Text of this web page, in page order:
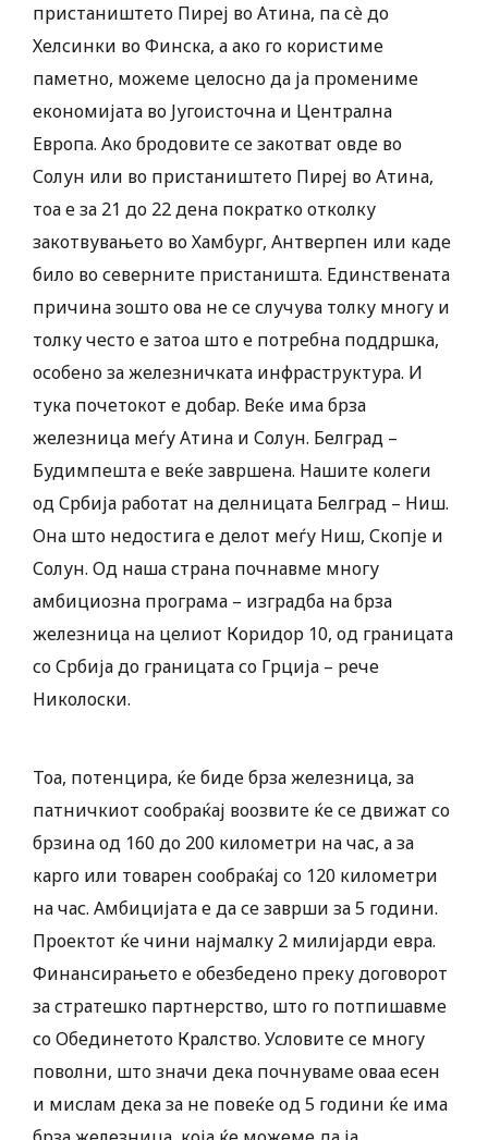
пристаништето Пиреј во Атина, па сè до
Хелсинки во Финска, а ако го користиме
паметно, можеме целосно да ја промениме
економијата во Југоисточна и Централна
Европа. Ако бродовите се закотват овде во
Солун или во пристаништето Пиреј во Атина,
тоа е за 21 до 22 дена пократко отколку
закотвувањето во Хамбург, Антверпен или каде
било во северните пристаништа. Единствената
причина зошто ова не се случува толку многу и
толку често е затоа што е потребна поддршка,
особено за железничката инфраструктура. И
тука почетокот е добар. Веќе има брза
железница меѓу Атина и Солун. Белград –
Будимпешта е веќе завршена. Нашите колеги
од Србија работат на делницата Белград – Ниш.
Она што недостига е делот меѓу Ниш, Скопје и
Солун. Од наша страна почнавме многу
амбициозна програма – изградба на брза
железница на целиот Коридор 10, од границата
со Србија до границата со Грција – рече
Николоски.
Тоа, потенцира, ќе биде брза железница, за
патничкиот сообраќај воозвите ќе се движат со
брзина од 160 до 200 километри на час, а за
карго или товарен сообраќај со 120 километри
на час. Амбицијата е да се заврши за 5 години.
Проектот ќе чини најмалку 2 милијарди евра.
Финансирањето е обезбедено преку договорот
за стратешко партнерство, што го потпишавме
со Обединетото Кралство. Условите се многу
поволни, што значи дека почнуваме оваа есен
и мислам дека за не повеќе од 5 години ќе има